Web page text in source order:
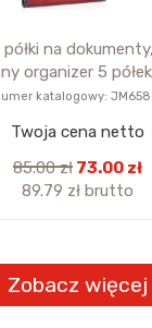
półki na
organizer 5
katalogowy:
Twoja cena netto
85.00 zł73.00 zł
89.79 zł brutto
Zobacz więcej